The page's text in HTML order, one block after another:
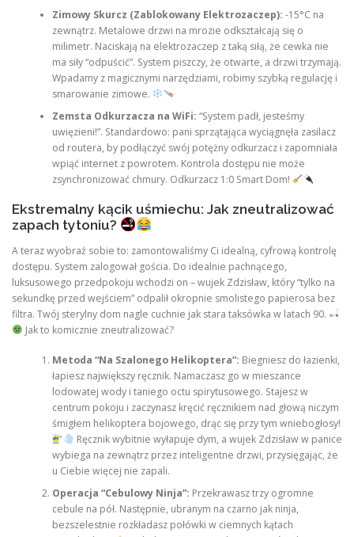
Zimowy Skurcz (Zablokowany Elektrozaczep): -15°C na
zewnątrz. Metalowe drzwi na mrozie odkształcają się o
milimetr. Naciskają na elektrozaczep z taką siłą, że cewka nie
ma siły “odpuścić”. System piszczy, że otwarte, a drzwi trzymają.
Wpadamy z magicznymi narzędziami, robimy szybką regulację i
smarowanie zimowe.
Zemsta Odkurzacza na WiFi: “System padł, jesteśmy
uwięzieni!”. Standardowo: pani sprzątająca wyciągnęła zasilacz
od routera, by podłączyć swój potężny odkurzacz i zapomniała
wpiąć internet z powrotem. Kontrola dostępu nie może
zsynchronizować chmury. Odkurzacz 1:0 Smart Dom!
Ekstremalny kącik uśmiechu: Jak zneutralizować
zapach tytoniu?
A teraz wyobraź sobie to: zamontowaliśmy Ci idealną, cyfrową kontrolę
dostępu. System zalogował gościa. Do idealnie pachnącego,
luksusowego przedpokoju wchodzi on – wujek Zdzisław, który “tylko na
sekundkę przed wejściem” odpalił okropnie smolistego papierosa bez
filtra. Twój sterylny dom nagle cuchnie jak stara taksówka w latach 90.
Jak to komicznie zneutralizować?
Metoda “Na Szalonego Helikoptera”: Biegniesz do łazienki,
łapiesz największy ręcznik. Namaczasz go w mieszance
lodowatej wody i taniego octu spirytusowego. Stajesz w
centrum pokoju i zaczynasz kręcić ręcznikiem nad głową niczym
śmigłem helikoptera bojowego, drąc się przy tym wniebogłosy!
Ręcznik wybitnie wyłapuje dym, a wujek Zdzisław w panice
wybiega na zewnątrz przez inteligentne drzwi, przysięgając, że
u Ciebie więcej nie zapali.
Operacja “Cebulowy Ninja”: Przekrawasz trzy ogromne
cebule na pół. Następnie, ubranym na czarno jak ninja,
bezszelestnie rozkładasz połówki w ciemnych kątach